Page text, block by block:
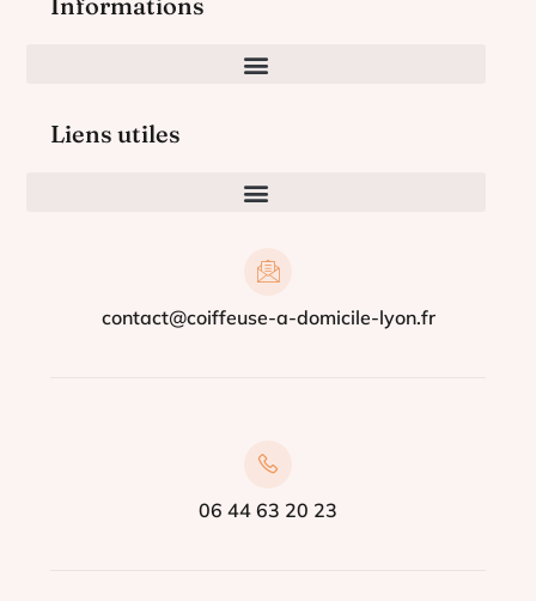
Liens utiles
contact@coiffeuse-a-domicile-lyon.fr
06 44 63 20 23